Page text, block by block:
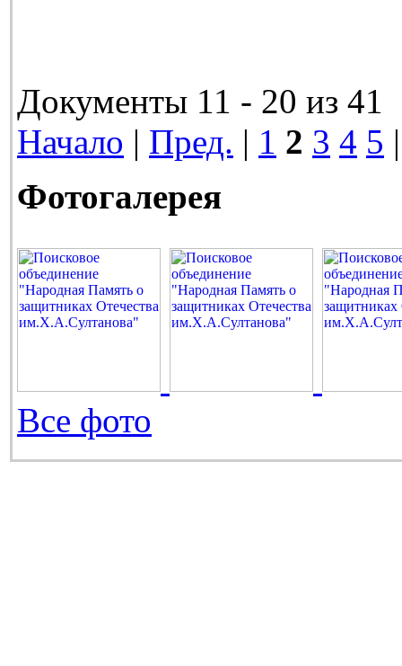
Документы 11 - 20 из 41
Начало | Пред. | 1 2 3 4 5
Фотогалерея
Все фото